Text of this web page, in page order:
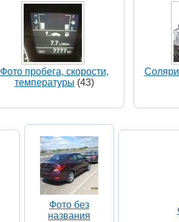
Фото пробега, скорости,
температуры (43)
Фото без
названия